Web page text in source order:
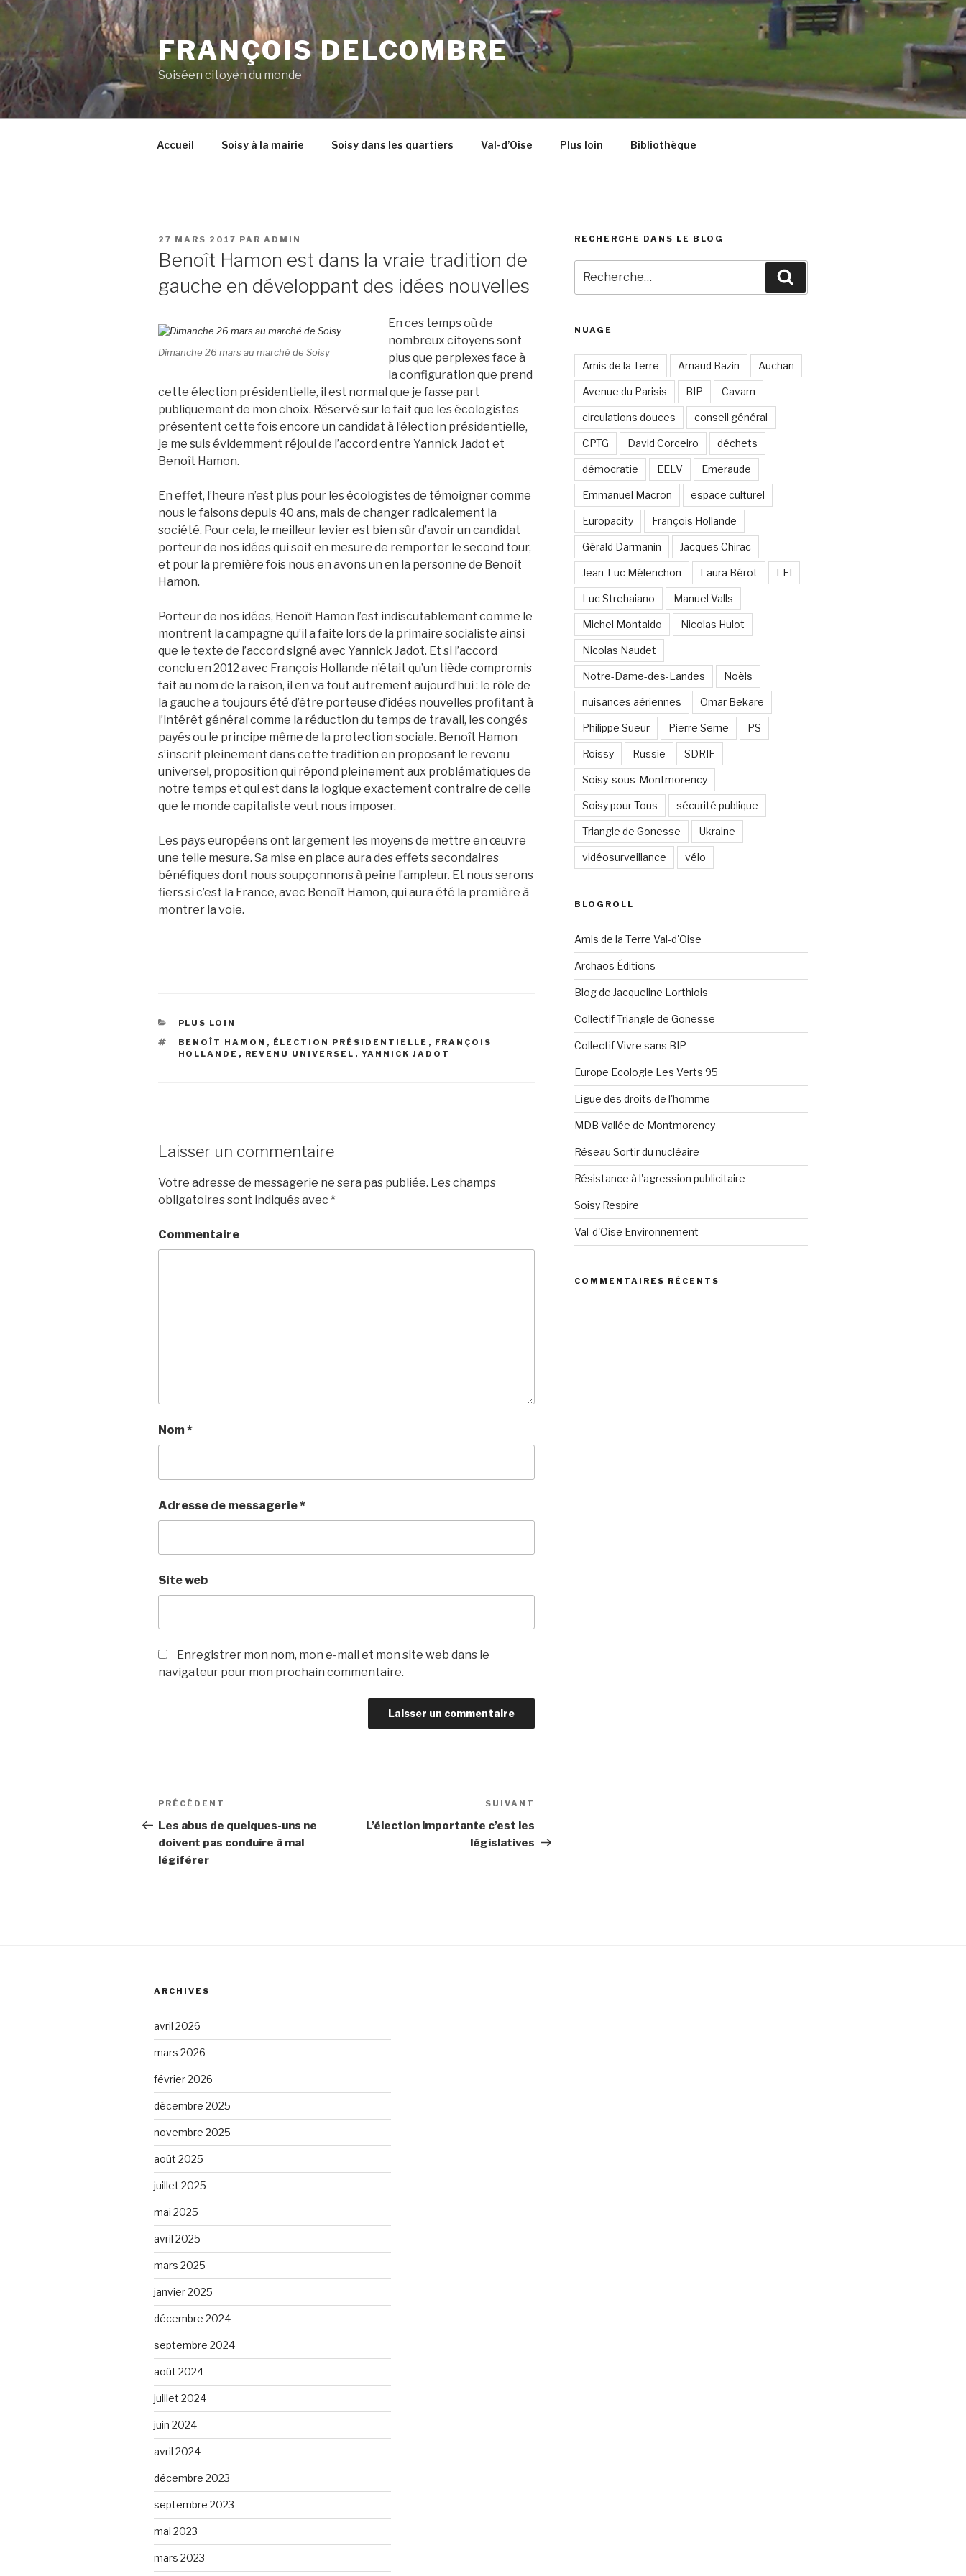
Aller
contenu
principal
FRANÇOIS DELCOMBRE
Soiséen citoyen du monde
Accueil Soisy à la mairie Soisy dans les quartiers Val-d’Oise Plus loin Bibliothèque
PUBLIÉ
LE
27 MARS 2017 PAR ADMIN
Benoît Hamon est dans la vraie tradition de
gauche en développant des idées nouvelles
Dimanche 26 mars au marché de Soisy
En ces temps où de
nombreux citoyens sont
plus que perplexes face à
la configuration que prend
cette élection présidentielle, il est normal que je fasse part
publiquement de mon choix. Réservé sur le fait que les écologistes
présentent cette fois encore un candidat à l’élection présidentielle,
je me suis évidemment réjoui de l’accord entre Yannick Jadot et
Benoît Hamon.
En effet, l’heure n’est plus pour les écologistes de témoigner comme
nous le faisons depuis 40 ans, mais de changer radicalement la
société. Pour cela, le meilleur levier est bien sûr d’avoir un candidat
porteur de nos idées qui soit en mesure de remporter le second tour,
et pour la première fois nous en avons un en la personne de Benoît
Hamon.
Porteur de nos idées, Benoît Hamon l’est indiscutablement comme le
montrent la campagne qu’il a faite lors de la primaire socialiste ainsi
que le texte de l’accord signé avec Yannick Jadot. Et si l’accord
conclu en 2012 avec François Hollande n’était qu’un tiède compromis
fait au nom de la raison, il en va tout autrement aujourd’hui : le rôle de
la gauche a toujours été d’être porteuse d’idées nouvelles profitant à
l’intérêt général comme la réduction du temps de travail, les congés
payés ou le principe même de la protection sociale. Benoît Hamon
s’inscrit pleinement dans cette tradition en proposant le revenu
universel, proposition qui répond pleinement aux problématiques de
notre temps et qui est dans la logique exactement contraire de celle
que le monde capitaliste veut nous imposer.
Les pays européens ont largement les moyens de mettre en œuvre
une telle mesure. Sa mise en place aura des effets secondaires
bénéfiques dont nous soupçonnons à peine l’ampleur. Et nous serons
fiers si c’est la France, avec Benoît Hamon, qui aura été la première à
montrer la voie.
CATÉGORIES
PLUS LOIN
ÉTIQUETTES
BENOÎT HAMON , ÉLECTION PRÉSIDENTIELLE , FRANÇOIS
HOLLANDE , REVENU UNIVERSEL , YANNICK JADOT
Laisser un commentaire
Votre adresse de messagerie ne sera pas publiée. Les champs
obligatoires sont indiqués avec *
Commentaire
Nom*
Adresse de messagerie*
Site web
Enregistrer mon nom, mon e-mail et mon site web dans le
navigateur pour mon prochain commentaire.
Navigation
de
l’article
Article
précédent
PRÉCÉDENT
Les abus de quelques-uns ne
doivent pas conduire à mal
légiférer
SUIVANT
L’élection importante c’est les
législatives
RECHERCHE DANS LE BLOG
pour
NUAGE
Amis de la Terre Arnaud Bazin Auchan
Avenue du Parisis BIP Cavam
circulations douces conseil général
CPTG David Corceiro déchets
démocratie EELV Emeraude
Emmanuel Macron espace culturel
Europacity François Hollande
Gérald Darmanin Jacques Chirac
Jean-Luc Mélenchon Laura Bérot LFI
Luc Strehaiano Manuel Valls
Michel Montaldo Nicolas Hulot
Nicolas Naudet
Notre-Dame-des-Landes Noëls
nuisances aériennes Omar Bekare
Philippe Sueur Pierre Serne PS
Roissy Russie SDRIF
Soisy-sous-Montmorency
Soisy pour Tous sécurité publique
Triangle de Gonesse Ukraine
vidéosurveillance vélo
BLOGROLL
Amis de la Terre Val-d'Oise
Archaos Éditions
Blog de Jacqueline Lorthiois
Collectif Triangle de Gonesse
Collectif Vivre sans BIP
Europe Ecologie Les Verts 95
Ligue des droits de l'homme
MDB Vallée de Montmorency
Réseau Sortir du nucléaire
Résistance à l'agression publicitaire
Soisy Respire
Val-d'Oise Environnement
COMMENTAIRES RÉCENTS
ARCHIVES
avril 2026
mars 2026
février 2026
décembre 2025
novembre 2025
août 2025
juillet 2025
mai 2025
avril 2025
mars 2025
janvier 2025
décembre 2024
septembre 2024
août 2024
juillet 2024
juin 2024
avril 2024
décembre 2023
septembre 2023
mai 2023
mars 2023